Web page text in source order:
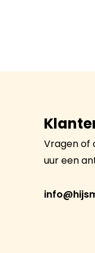
Vragen of
uur een